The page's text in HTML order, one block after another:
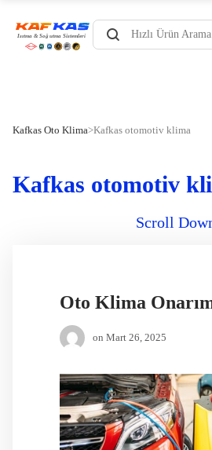
Products
search
Kafkas Oto Klima>Kafkas otomotiv klima
Kafkas otomotiv
Scroll
Oto Klima
on Mart 26, 2025